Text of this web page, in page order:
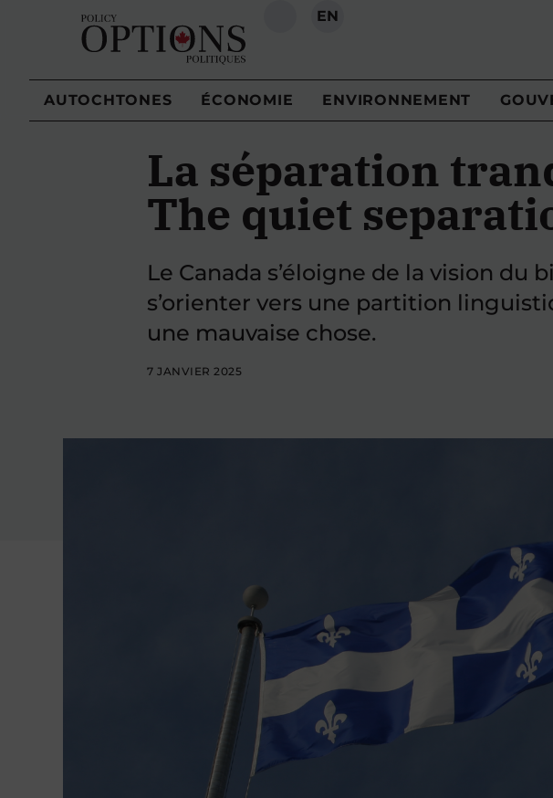
RECHERCHE
EN
AUTOCHTONES ÉCONOMIE ENVIRONNEMENT
La séparation
The quiet
Le Canada s’éloigne de la vision
s’orienter vers une partition
une mauvaise chose.
7 JANVIER 2025